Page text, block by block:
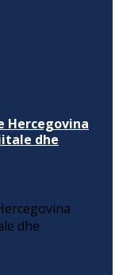
Hercegovina
dhe
dhe